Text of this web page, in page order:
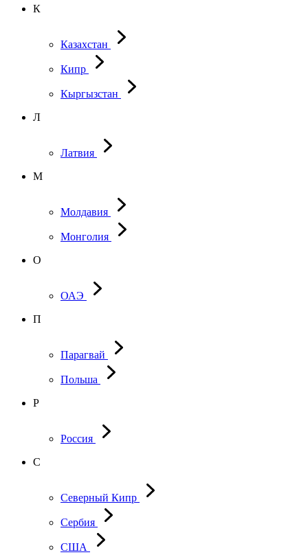
К
Казахстан
Кипр
Кыргызстан
Л
Латвия
М
Молдавия
Монголия
О
ОАЭ
П
Парагвай
Польша
Р
Россия
С
Северный Кипр
Сербия
США